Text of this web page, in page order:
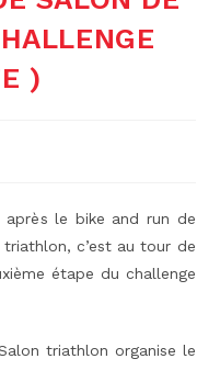
)
le bike and run de
c’est au tour de
étape du challenge
triathlon organise le